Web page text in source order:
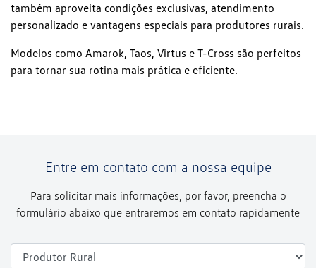
também aproveita condições exclusivas, atendimento
personalizado e vantagens especiais para produtores rurais.
Modelos como Amarok, Taos, Virtus e T-Cross são perfeitos
para tornar sua rotina mais prática e eficiente.
Entre em contato com a nossa equipe
Para solicitar mais informações, por favor, preencha o
formulário abaixo que entraremos em contato rapidamente